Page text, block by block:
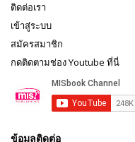
ติดต่อเรา
เข้าสู่ระบบ
สมัครสมาชิก
กดติดตามช่อง Youtube ที่นี่
ข้อมูลติดต่อ